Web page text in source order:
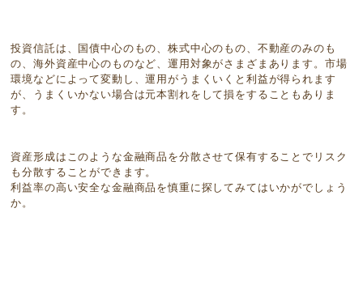
投資信託は、国債中心のもの、株式中心のもの、不動産のみのも
の、海外資産中心のものなど、運用対象がさまざまあります。市場
環境などによって変動し、運用がうまくいくと利益が得られます
が、うまくいかない場合は元本割れをして損をすることもありま
す。
資産形成はこのような金融商品を分散させて保有することでリスク
も分散することができます。
利益率の高い安全な金融商品を慎重に探してみてはいかがでしょう
か。